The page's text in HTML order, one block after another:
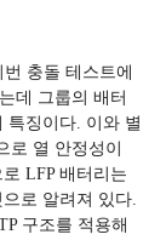
충돌 테스트에
데 그룹의 배터
특징이다. 이와 별
로 열 안정성이
LFP 배터리는
로 알려져 있다.
구조를 적용해